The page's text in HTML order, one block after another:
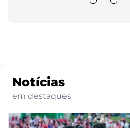
Notícias
em destaques